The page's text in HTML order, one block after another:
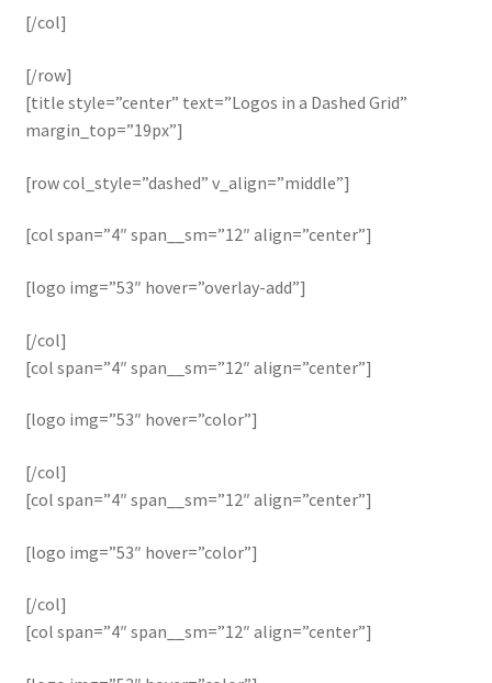
[/col]
[/row]
[title style=”center” text=”Logos in a Dashed Grid”
margin_top=”19px”]
[row col_style=”dashed” v_align=”middle”]
[col span=”4″ span__sm=”12″ align=”center”]
[logo img=”53″ hover=”overlay-add”]
[/col]
[col span=”4″ span__sm=”12″ align=”center”]
[logo img=”53″ hover=”color”]
[/col]
[col span=”4″ span__sm=”12″ align=”center”]
[logo img=”53″ hover=”color”]
[/col]
[col span=”4″ span__sm=”12″ align=”center”]